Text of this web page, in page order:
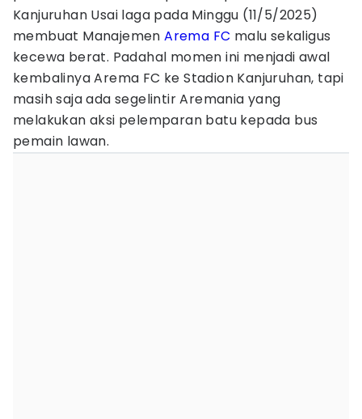
Kanjuruhan Usai laga pada Minggu (11/5/2025)
membuat ManajemenArema FC malu sekaligus
kecewa berat. Padahal momen ini menjadi awal
kembalinya Arema FC ke Stadion Kanjuruhan, tapi
masih saja ada segelintir Aremania yang
melakukan aksi pelemparan batu kepada bus
pemain lawan.